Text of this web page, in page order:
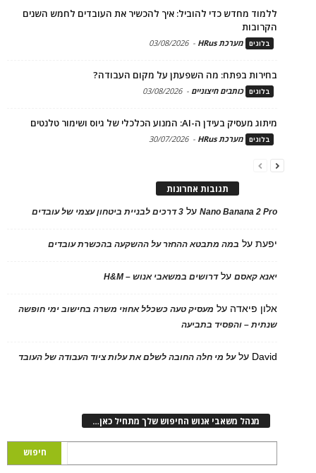
ללמוד מחדש כדי להוביל: איך להכשיר את העובדים לחמש השנים
הקרובות
בלוגים מערכת HRus -
03/08/2026
בחירות בפתח: מה השפעתן על מקום העבודה?
בלוגים כותבים חיצוניים -
03/08/2026
מיתוג מעסיק בעידן ה-AI: המנוע הכלכלי של גיוס ושימור טלנטים
בלוגים מערכת HRus -
30/07/2026
תגובות אחרונות
Nano Banana 2 Proעל 3 דרכים לבניית ביטחון עצמי של עובדים
יפעתעל במה מתבטא ההחזר על ההשקעה בהכשרת עובדים
יאנא קאסםעלדרושים במשאבי אנוש – H&M
אלון פיאדה על מעסיק טעה כשכלל אחוזי משרה בחישוב ימי חופשה
שנתית – והפסיד בתביעה
David עלעל מי חלה החובה לשלם את עלות ציוד העבודה של העובד
מנהל משאבי אנוש החיפוש שלך מתחיל כאן…